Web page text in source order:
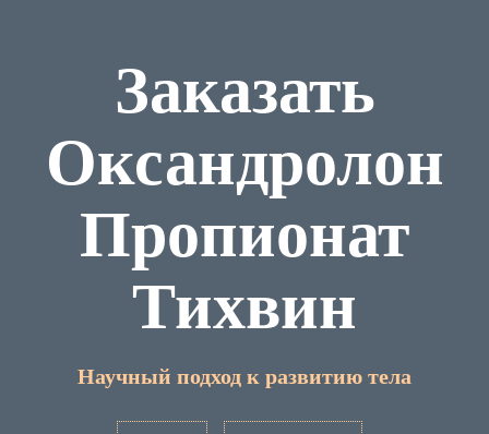
Заказать
Оксандролон
Пропионат
Тихвин
Научный подход к развитию тела